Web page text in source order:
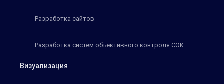
Разработка сайтов
Разработка систем объективного контроля СОК
Визуализация